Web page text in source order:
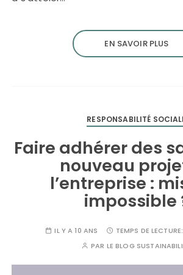
EN SAVOIR PLUS
RESPONSABILITÉ
Faire adhérer des
nouveau
l’entreprise :
impossible
IL Y A 10 ANS TEMPS DE
PAR LE BLOG